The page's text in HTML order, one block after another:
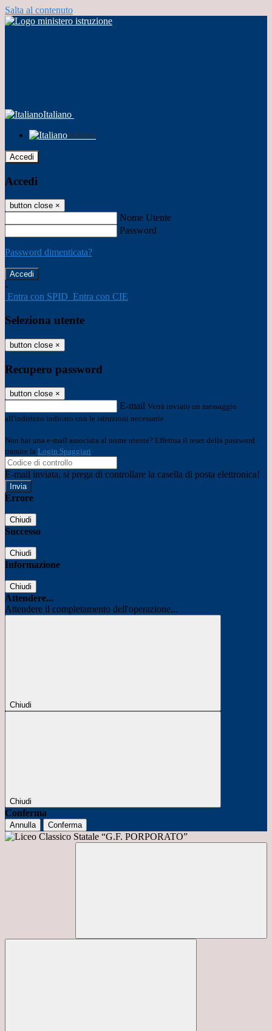
Salta al contenuto
Italiano
Italiano
Accedi
Accedi
button close ×
Nome Utente
Password
Password dimenticata?
-
Entra con SPID Entra con CIE
Seleziona utente
button close ×
Recupero password
button close ×
E-mail Verrà inviato un messaggio
all'indirizzo indicato con le istruzioni necessarie.
Non hai una e-mail associata al nome utente? Effettua il reset della password
tramite la Login Spaggiari
E-mail inviata, si prega di controllare la casella di posta elettronica!
Errore
Chiudi
Successo
Chiudi
Informazione
Chiudi
Attendere...
Attendere il completamento dell'operazione...
Chiudi
Chiudi
Conferma
Annulla Conferma